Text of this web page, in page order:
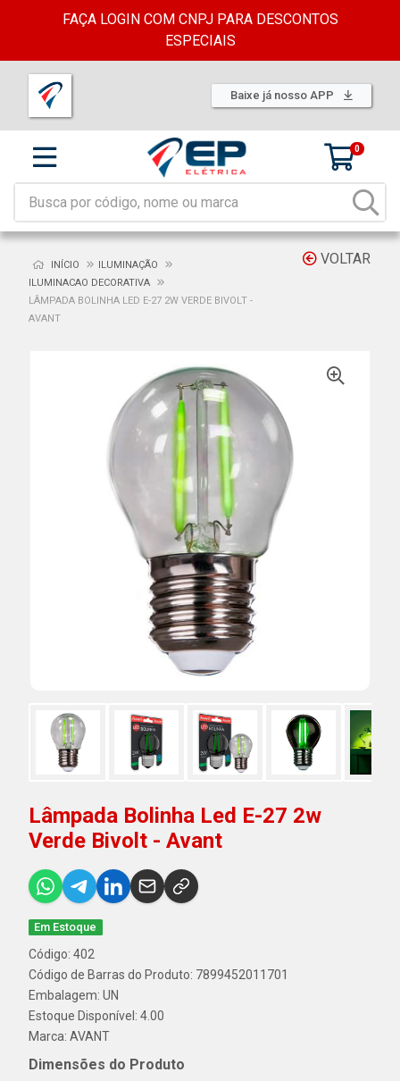
FAÇA LOGIN COM CNPJ PARA DESCONTOS
ESPECIAIS
Baixe já nosso APP
0
VOLTAR
INÍCIO
ILUMINAÇÃO
ILUMINACAO DECORATIVA
LÂMPADA BOLINHA LED E-27 2W VERDE BIVOLT -
AVANT
Lâmpada Bolinha Led E-27 2w
Verde Bivolt - Avant
Em Estoque
Código: 402
Código de Barras do Produto: 7899452011701
Embalagem: UN
Estoque Disponível: 4.00
Marca: AVANT
Dimensões do Produto